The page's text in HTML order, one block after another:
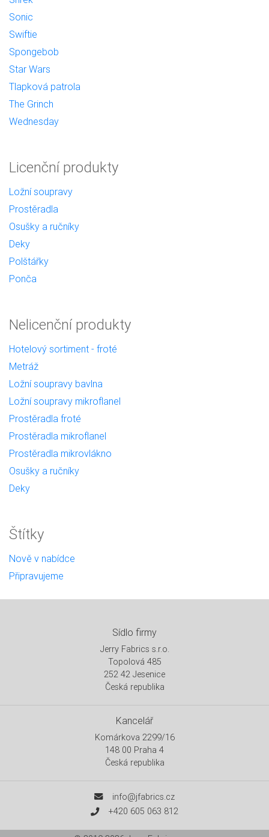
Sonic
Swiftie
Spongebob
Star Wars
Tlapková patrola
The Grinch
Wednesday
Licenční produkty
Ložní soupravy
Prostěradla
Osušky a ručníky
Deky
Polštářky
Ponča
Nelicenční produkty
Hotelový sortiment - froté
Metráž
Ložní soupravy bavlna
Ložní soupravy mikroflanel
Prostěradla froté
Prostěradla mikroflanel
Prostěradla mikrovlákno
Osušky a ručníky
Deky
Štítky
Nově v nabídce
Připravujeme
Sídlo firmy
Jerry Fabrics s.r.o.
Topolová 485
252 42 Jesenice
Česká republika
Kancelář
Komárkova 2299/16
148 00 Praha 4
Česká republika
info@jfabrics.cz
+420 605 063 812